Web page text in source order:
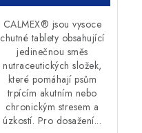
CALMEX® jsou vysoce
chutné tablety obsahující
jedinečnou směs
nutraceutických složek,
které pomáhají psům
trpícím akutním nebo
chronickým stresem a
úzkostí. Pro dosažení...